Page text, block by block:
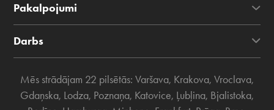
Pakalpojumi
Darbs
Mēs strādājam 22 pilsētās: Varšava, Krakova, Vroclava,
Gdaņska, Lodza, Poznaņa, Katovice, Ļubļina, Bjalistoka,